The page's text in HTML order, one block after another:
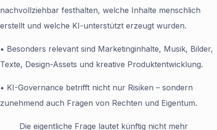
nachvollziehbar festhalten, welche Inhalte menschlich
erstellt und welche KI-unterstützt erzeugt wurden.
• Besonders relevant sind Marketinginhalte, Musik, Bilder,
Texte, Design-Assets und kreative Produktentwicklung.
• KI-Governance betrifft nicht nur Risiken – sondern
zunehmend auch Fragen von Rechten und Eigentum.
Die eigentliche Frage lautet künftig nicht mehr